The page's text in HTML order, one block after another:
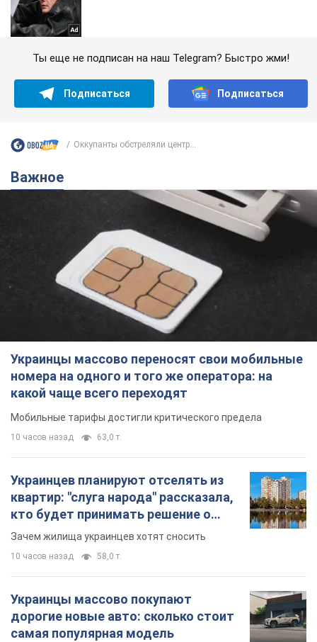
Ты еще не подписан на наш Telegram? Быстро жми!
Подписаться Подписаться
Оккупанты обстреляли центр...
Важное
Украинцы массово переносят свои мобильные
номера на одного и того же оператора: на
какой чаще всего переходят
Мобильные тарифы достигли критического предела
10 часов назад 63,0 т.
Украинцев планируют отселять из
квартир: "слуга народа" рассказала,
кто будет принимать решение о
сносе домов
Зачем жилища украинцев хотят сносить
10 часов назад 58,0 т.
Украинцы массово покупают
дорогие новые авто: сколько стоит
самая популярная модель